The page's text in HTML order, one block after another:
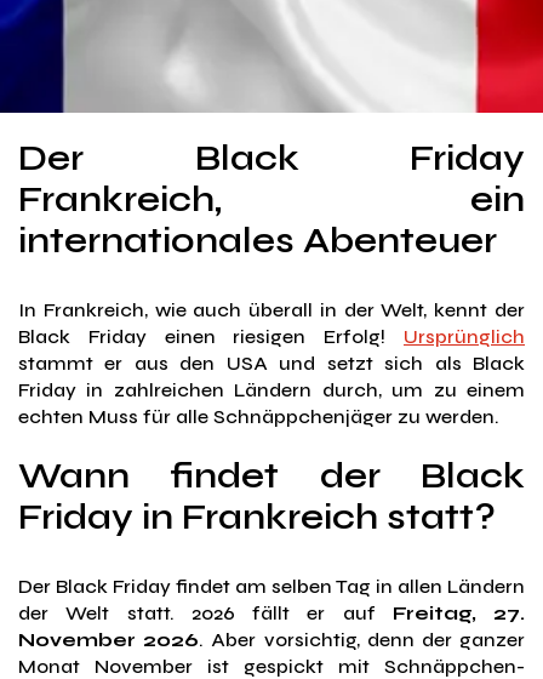
Der Black Friday
Frankreich, ein
internationales Abenteuer
In Frankreich, wie auch überall in der Welt, kennt der
Black Friday einen riesigen Erfolg! Ursprünglich
stammt er aus den USA und setzt sich als Black
Friday in zahlreichen Ländern durch, um zu einem
echten Muss für alle Schnäppchenjäger zu werden.
Wann findet der Black
Friday in Frankreich statt?
Der Black Friday findet am selben Tag in allen Ländern
der Welt statt. 2026 fällt er auf Freitag, 27.
November 2026. Aber vorsichtig, denn der ganzer
Monat November ist gespickt mit Schnäppchen-